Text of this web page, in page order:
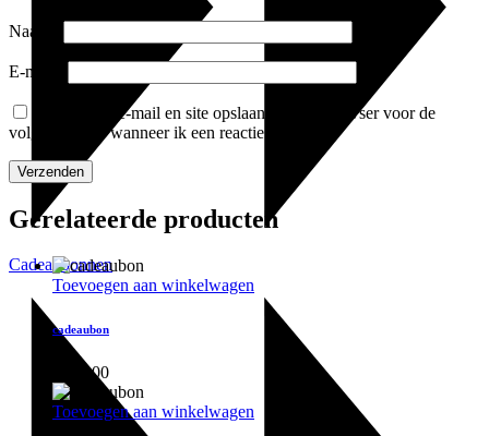
Cadeaubonnen
Naam
E-mail
Mijn naam, e-mail en site opslaan in deze browser voor de
volgende keer wanneer ik een reactie plaats.
Gerelateerde producten
Toevoegen aan winkelwagen
cadeaubon
150,00
Toevoegen aan winkelwagen